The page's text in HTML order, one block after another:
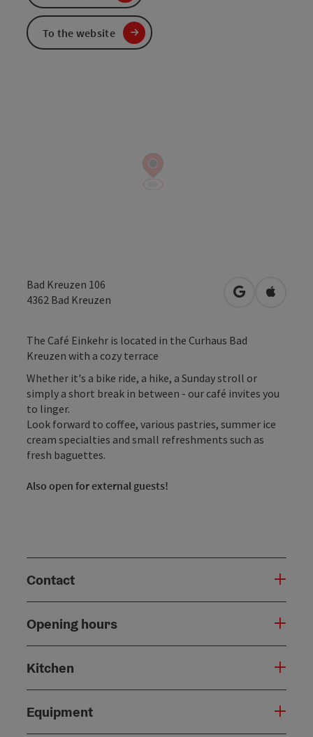
Bad Kreuzen 106
4362 Bad Kreuzen open inOpen in
The Café Einkehr is located in the Curhaus Bad
Kreuzen with a cozy terrace
Whether it's a bike ride, a hike, a Sunday stroll or
simply a short break in between - our café invites you
to linger.
Look forward to coffee, various pastries, summer ice
cream specialties and small refreshments such as
fresh baguettes.
Also open for external guests!
Contact
Opening hours
Kitchen
Equipment
To the website